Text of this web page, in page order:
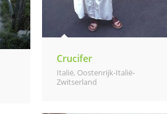
Crucifer
Italië, Oostenrijk-Italië-
Zwitserland